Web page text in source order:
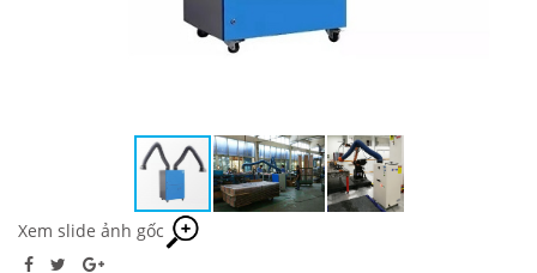
Xem slide ảnh gốc